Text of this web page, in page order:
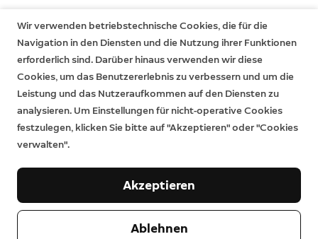
Wir verwenden betriebstechnische Cookies, die für die
Navigation in den Diensten und die Nutzung ihrer Funktionen
erforderlich sind. Darüber hinaus verwenden wir diese
Cookies, um das Benutzererlebnis zu verbessern und um die
Leistung und das Nutzeraufkommen auf den Diensten zu
analysieren. Um Einstellungen für nicht-operative Cookies
festzulegen, klicken Sie bitte auf "Akzeptieren" oder "Cookies
verwalten".
Ablehnen
Akzeptieren